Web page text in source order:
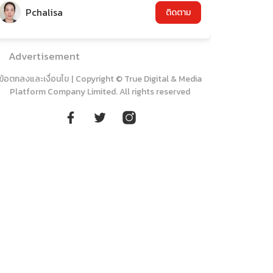
Pchalisa ติดตาม
Advertisement
ข้อตกลงและเงื่อนไข | Copyright © True Digital & Media
Platform Company Limited. All rights reserved